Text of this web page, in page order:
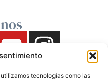
tecnologías como las